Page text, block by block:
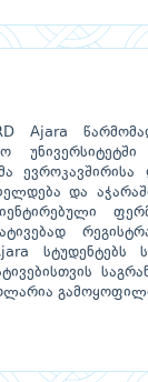
Ajara
უნივერსიტეტში
ევროკავშირისა
და
სტუდენტებს